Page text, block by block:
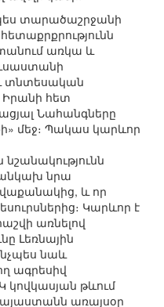
տարածաշրջանի
առկա և
տնտեսական
Իրանի հետ
Նահանգները
մեջ։ Պակաս կարևոր
անկախ նրա
և որ
Կարևոր է
առնելով
Լեռնային
նաև
ագրեսիվ
կովկասյան թևում
առայսօր